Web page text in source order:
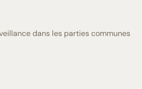
dans les parties communes